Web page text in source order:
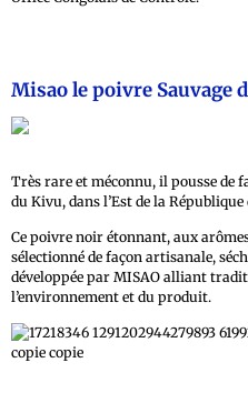
Misao le poivre Sauvage
Très rare et méconnu, il pousse de
du Kivu, dans l’Est de la
Ce poivre noir étonnant, aux
sélectionné de façon artisanale,
développée par MISAO alliant
l’environnement et du produit.